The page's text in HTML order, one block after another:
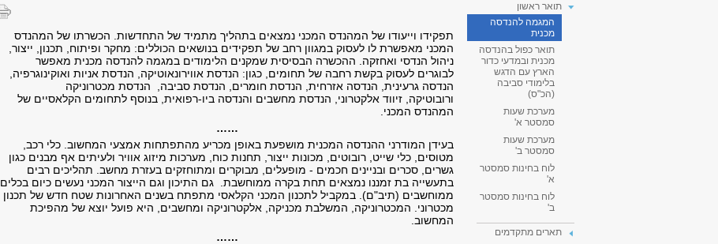
תואר ראשון
המגמה להנדסה
מכנית
תואר כפול בהנדסה
מכנית ובמדעי כדור
הארץ עם הדגש
בלימודי סביבה
(הכ"ס)
מערכת שעות
סמסטר א'
מערכת שעות
סמסטר ב'
לוח בחינות סמסטר
א'
לוח בחינות סמסטר
ב'
תארים מתקדמים
תפקידו וייעודו של המהנדס המכני נמצאים בתהליך מתמיד של התחדשות. הכשרתו של המהנדס
המכני מאפשרת לו לעסוק במגוון רחב של תפקידים בנושאים הכוללים: מחקר ופיתוח, תכנון, ייצור,
ניהול הנדסי ואחזקה. ההכשרה הבסיסית שמקנים הלימודים במגמה להנדסה מכנית מאפשר
לבוגרים לעסוק בקשת רחבה של תחומים, כגון: הנדסת אווירונאוטיקה, הנדסת אניות ואוקינוגרפיה,
הנדסה גרעינית, הנדסה אזרחית, הנדסת חומרים, הנדסת סביבה, הנדסת מכטרוניקה
ורובוטיקה, זיווד אלקטרוני, הנדסת מחשבים והנדסה ביו-רפואית, בנוסף לתחומים הקלאסיים של
המהנדס המכני.
……
בעידן המודרני ההנדסה המכנית מושפעת באופן מכריע מהתפתחות אמצעי המחשוב. כלי רכב,
מטוסים, כלי שייט, רובוטים, מכונות ייצור, תחנות כוח, מערכות מיזוג אוויר ולעיתים אף מבנים כגון
גשרים, סכרים ובניינים חכמים - מופעלים, מבוקרים ומתוחזקים בעזרת מחשב. תהליכים רבים
בתעשייה בת זמננו נמצאים תחת בקרה ממוחשבת. גם התיכון וגם הייצור המכני נעשים כיום בכלים
ממוחשבים (תיב"ם). במקביל לתכנון המכני הקלאסי מתפתח בשנים האחרונות שטח חדש של תכנון
מכטרוני. המכטרוניקה, המשלבת מכניקה, אלקטרוניקה ומחשבים, היא פועל יוצא של מהפיכת
המחשוב.
……